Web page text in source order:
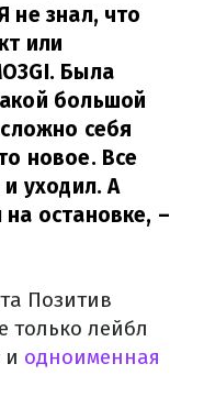
не знал, что
или
Была
большой
себя
новое. Все
уходил. А
остановке, –
Позитив
только лейбл
и одноименная